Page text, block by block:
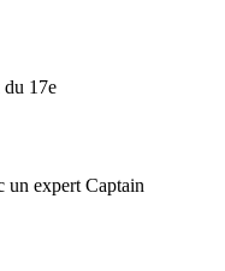
du 17e
un expert Captain